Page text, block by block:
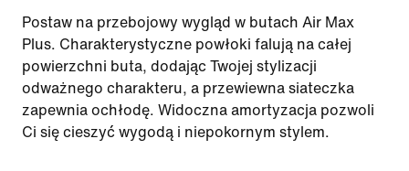
Postaw na przebojowy wygląd w butach Air Max
Plus. Charakterystyczne powłoki falują na całej
powierzchni buta, dodając Twojej stylizacji
odważnego charakteru, a przewiewna siateczka
zapewnia ochłodę. Widoczna amortyzacja pozwoli
Ci się cieszyć wygodą i niepokornym stylem.